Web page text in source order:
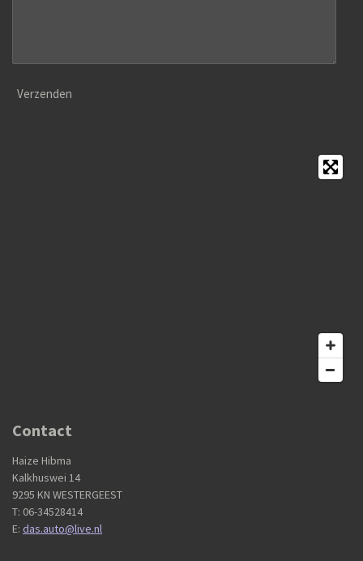
Verzenden
Contact
Haize Hibma
Kalkhuswei 14
9295 KN WESTERGEEST
T: 06-34528414
E: das.auto@live.nl